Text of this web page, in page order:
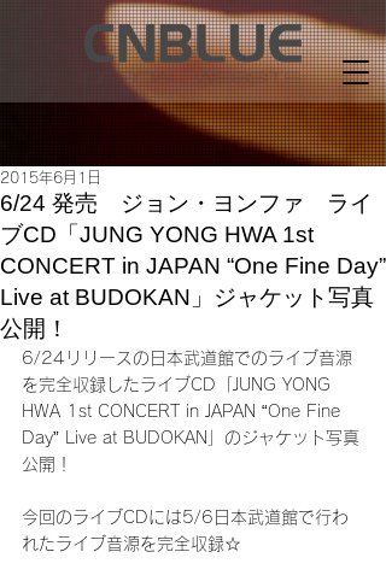
6/24 発売 ジョン・ヨンファ ライ
ブCD「JUNG YONG HWA 1st
CONCERT in JAPAN “One Fine Day”
Live at BUDOKAN」ジャケット写真
公開！
2015年6月1日
6/24リリースの日本武道館でのライブ音源
を完全収録したライブCD「JUNG YONG
HWA 1st CONCERT in JAPAN “One Fine
Day” Live at BUDOKAN」のジャケット写真
公開！
今回のライブCDには5/6日本武道館で行わ
れたライブ音源を完全収録☆